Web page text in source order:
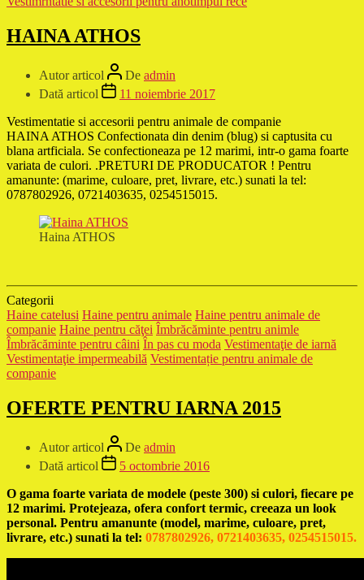
HAINA ATHOS
Autor articol De admin
Dată articol
11 noiembrie 2017
Vestimentatie si accesorii pentru animale de companie
HAINA ATHOS Confectionata din denim (blug) si captusita cu
blana artficiala. Se confectioneaza pe 12 marimi, intr-o gama foarte
variata de culori. .PRETURI DE PRODUCATOR ! Pentru
amanunte: (marime, culoare, pret, livrare, etc.) sunati la tel:
0787802926, 0721403635, 0254515015.
Haina ATHOS
Categorii
Haine catelusi Haine pentru animale Haine pentru animale de
companie Haine pentru căţei Îmbrăcăminte pentru animle
Îmbrăcăminte pentru câini În pas cu moda Vestimentaţie de iarnă
Vestimentaţie impermeabilă Vestimentație pentru animale de
companie
OFERTE PENTRU IARNA 2015
Autor articol De admin
Dată articol
5 octombrie 2016
O gama foarte variata de modele (peste 300) si culori, fiecare pe
12 marimi. Protejeaza, ofera confort termic, creeaza un look
personal. Pentru amanunte (model, marime, culoare, pret,
livrare, etc.) sunati la tel: 0787802926, 0721403635, 0254515015.